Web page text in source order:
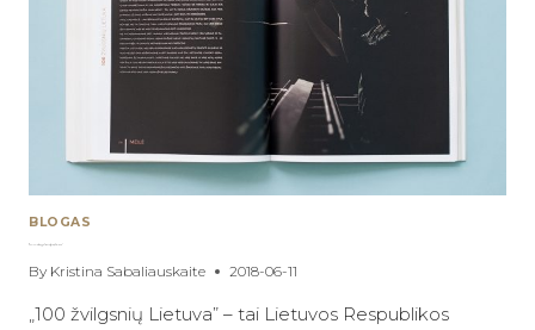
BLOGAS
By Kristina Sabaliauskaite 2018-06-11
„100 žvilgsnių Lietuva” – tai Lietuvos Respublikos